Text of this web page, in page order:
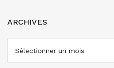
ARCHIVES
ARCHIVES